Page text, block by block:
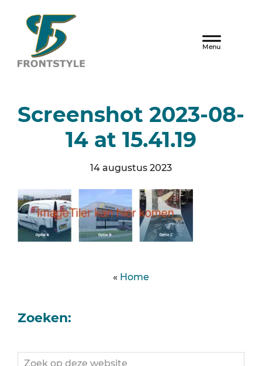
naar
de
hoofd
inhoud
Frontstyle
Header
Rechts
Screenshot 2023-08-
14 at 15.41.19
14 augustus 2023
« Home
Zoeken:
Zoek